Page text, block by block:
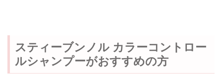
スティーブンノル カラーコントロー
ルシャンプーがおすすめの方